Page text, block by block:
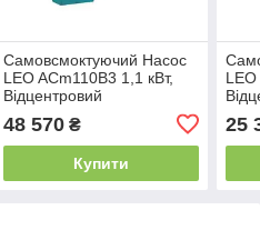
Самовсмоктуючий Насос
LEO ACm110B3 1,1 кВт,
Відцентровий
48 570₴
Купити
LEO
25